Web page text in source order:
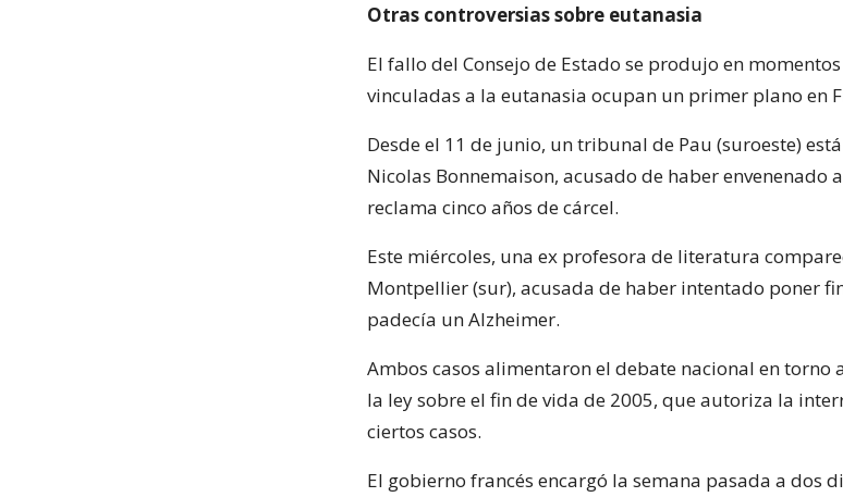
Otras controversias sobre eutanasia
El fallo del Consejo de Estado se produjo en
vinculadas a la eutanasia ocupan un primer plano en
Desde el 11 de junio, un tribunal de Pau (suroeste)
Nicolas Bonnemaison, acusado de haber envenenado
reclama cinco años de cárcel.
Este miércoles, una ex profesora de literatura
Montpellier (sur), acusada de haber intentado poner
padecía un Alzheimer.
Ambos casos alimentaron el debate nacional en torno
la ley sobre el fin de vida de 2005, que autoriza la
ciertos casos.
El gobierno francés encargó la semana pasada a dos